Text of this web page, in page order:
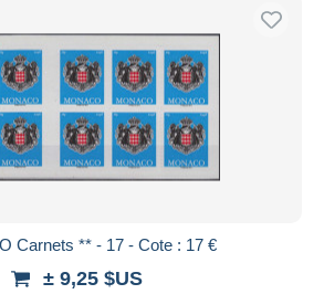
Carnets ** - 17 - Cote : 17 €
± 9,25 $US